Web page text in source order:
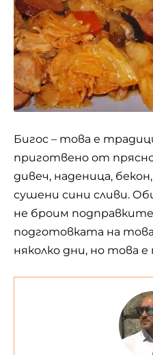
Бигос – това е
приготвено от прясно
дивеч, наденица,
сушени сини сливи.
не броим
подготовката на
няколко дни, но това